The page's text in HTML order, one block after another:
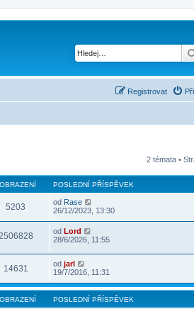
Registrovat
2 témata •
POSLEDNÍ PŘÍSPĚVEK
5203 od Rase
26/12/2023, 13:30
2506828 od Lord
28/6/2026, 11:55
14631 od jarl
19/7/2016, 11:31
POSLEDNÍ PŘÍSPĚVEK